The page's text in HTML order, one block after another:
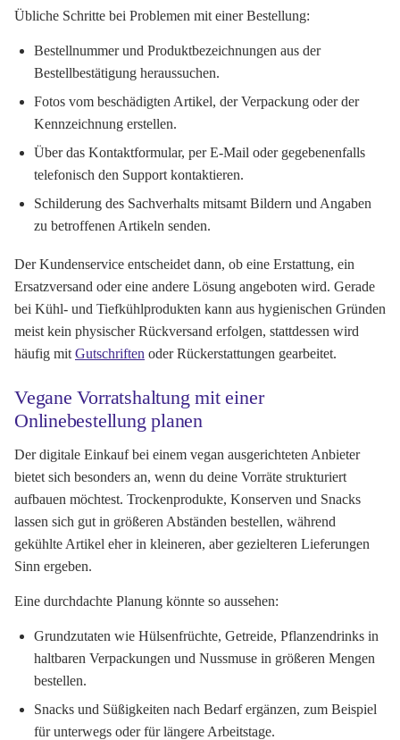
Übliche Schritte bei Problemen mit einer Bestellung:
Bestellnummer und Produktbezeichnungen aus der
Bestellbestätigung heraussuchen.
Fotos vom beschädigten Artikel, der Verpackung oder der
Kennzeichnung erstellen.
Über das Kontaktformular, per E-Mail oder gegebenenfalls
telefonisch den Support kontaktieren.
Schilderung des Sachverhalts mitsamt Bildern und Angaben
zu betroffenen Artikeln senden.
Der Kundenservice entscheidet dann, ob eine Erstattung, ein
Ersatzversand oder eine andere Lösung angeboten wird. Gerade
bei Kühl- und Tiefkühlprodukten kann aus hygienischen Gründen
meist kein physischer Rückversand erfolgen, stattdessen wird
häufig mit Gutschriften oder Rückerstattungen gearbeitet.
Vegane Vorratshaltung mit einer
Onlinebestellung planen
Der digitale Einkauf bei einem vegan ausgerichteten Anbieter
bietet sich besonders an, wenn du deine Vorräte strukturiert
aufbauen möchtest. Trockenprodukte, Konserven und Snacks
lassen sich gut in größeren Abständen bestellen, während
gekühlte Artikel eher in kleineren, aber gezielteren Lieferungen
Sinn ergeben.
Eine durchdachte Planung könnte so aussehen:
Grundzutaten wie Hülsenfrüchte, Getreide, Pflanzendrinks in
haltbaren Verpackungen und Nussmuse in größeren Mengen
bestellen.
Snacks und Süßigkeiten nach Bedarf ergänzen, zum Beispiel
für unterwegs oder für längere Arbeitstage.